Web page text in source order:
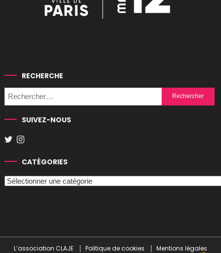
RECHERCHE
Rechercher :
SUIVEZ-NOUS
CATÉGORIES
Catégories
L’association CLAJE Politique de cookies Mentions légales